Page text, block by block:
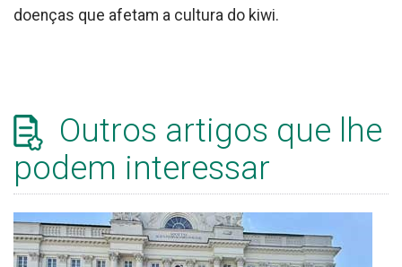
doenças que afetam a cultura do kiwi.
Outros artigos que lhe
podem interessar